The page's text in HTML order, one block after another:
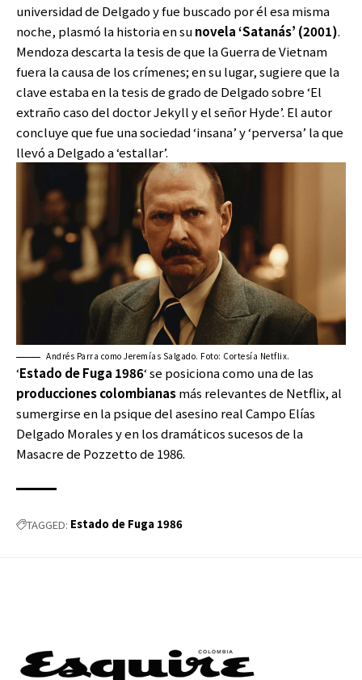
universidad de Delgado y fue buscado por él esa misma
noche, plasmó la historia en sunovela ‘Satanás’ (2001).
Mendoza descarta la tesis de que la Guerra de Vietnam
fuera la causa de los crímenes; en su lugar, sugiere que la
clave estaba en la tesis de grado de Delgado sobre ‘El
extraño caso del doctor Jekyll y el señor Hyde’. El autor
concluye que fue una sociedad ‘insana’ y ‘perversa’ la que
llevó a Delgado a ‘estallar’.
Andrés Parra como Jeremías Salgado. Foto: Cortesía Netflix.
‘Estado de Fuga 1986‘ se posiciona como una de las
producciones colombianasmás relevantes de Netflix, al
sumergirse en la psique del asesino real Campo Elías
Delgado Morales y en los dramáticos sucesos de la
Masacre de Pozzetto de 1986.
TAGGED: Estado de Fuga 1986